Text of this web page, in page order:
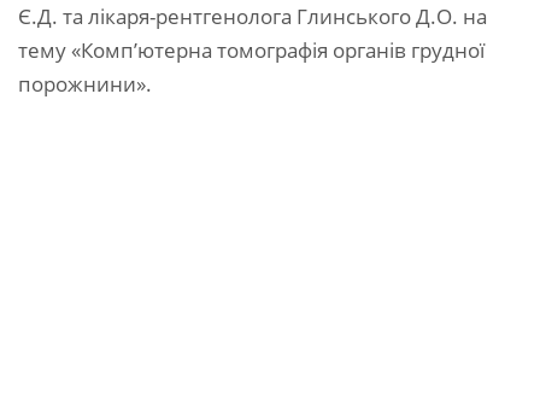
Є.Д. та лікаря-рентгенолога Глинського Д.О. на
тему «Комп’ютерна томографія органів грудної
порожнини».